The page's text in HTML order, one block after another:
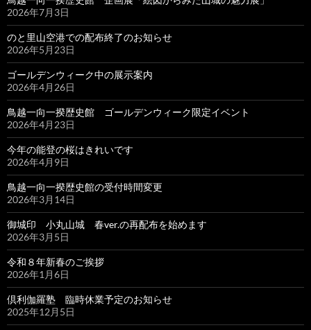
2026年7月3日
のと里山空港での配布終了のお知らせ
2026年5月23日
ゴールデンウィーク中の展示案内
2026年4月26日
鳥越一向一揆歴史館 ゴールデンウィーク限定イベント
2026年4月23日
今年の能登の桜はきれいです
2026年4月9日
鳥越一向一揆歴史館の受付時間変更
2026年3月14日
御城印 小丸山城 春ver.の再配布を始めます
2026年3月5日
令和８年新春のご挨拶
2026年1月6日
倶利伽羅塾 臨時休業予定のお知らせ
2025年12月5日